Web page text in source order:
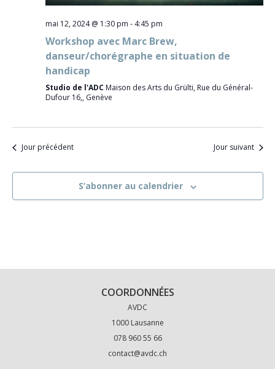
mai 12, 2024 @ 1:30 pm - 4:45 pm
Workshop avec Marc Brew,
danseur/chorégraphe en situation de
handicap
Studio de l'ADC Maison des Arts du Grülti, Rue du Général-
Dufour 16,, Genève
Jour précédent Jour suivant
S’abonner au calendrier
COORDONNÉES
AVDC
1000 Lausanne
078 960 55 66
contact@avdc.ch